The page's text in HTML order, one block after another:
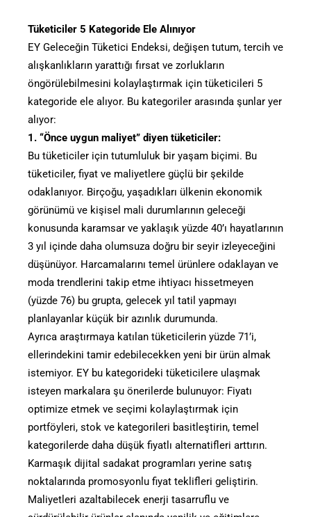
Tüketiciler 5 Kategoride Ele Alınıyor
EY Geleceğin Tüketici Endeksi, değişen tutum, tercih ve
alışkanlıkların yarattığı fırsat ve zorlukların
öngörülebilmesini kolaylaştırmak için tüketicileri 5
kategoride ele alıyor. Bu kategoriler arasında şunlar yer
alıyor:
1. “Önce uygun maliyet” diyen tüketiciler:
Bu tüketiciler için tutumluluk bir yaşam biçimi. Bu
tüketiciler, fiyat ve maliyetlere güçlü bir şekilde
odaklanıyor. Birçoğu, yaşadıkları ülkenin ekonomik
görünümü ve kişisel mali durumlarının geleceği
konusunda karamsar ve yaklaşık yüzde 40’ı hayatlarının
3 yıl içinde daha olumsuza doğru bir seyir izleyeceğini
düşünüyor. Harcamalarını temel ürünlere odaklayan ve
moda trendlerini takip etme ihtiyacı hissetmeyen
(yüzde 76) bu grupta, gelecek yıl tatil yapmayı
planlayanlar küçük bir azınlık durumunda.
Ayrıca araştırmaya katılan tüketicilerin yüzde 71’i,
ellerindekini tamir edebilecekken yeni bir ürün almak
istemiyor. EY bu kategorideki tüketicilere ulaşmak
isteyen markalara şu önerilerde bulunuyor: Fiyatı
optimize etmek ve seçimi kolaylaştırmak için
portföyleri, stok ve kategorileri basitleştirin, temel
kategorilerde daha düşük fiyatlı alternatifleri arttırın.
Karmaşık dijital sadakat programları yerine satış
noktalarında promosyonlu fiyat teklifleri geliştirin.
Maliyetleri azaltabilecek enerji tasarruflu ve